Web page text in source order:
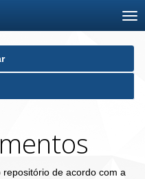
de acordo com a